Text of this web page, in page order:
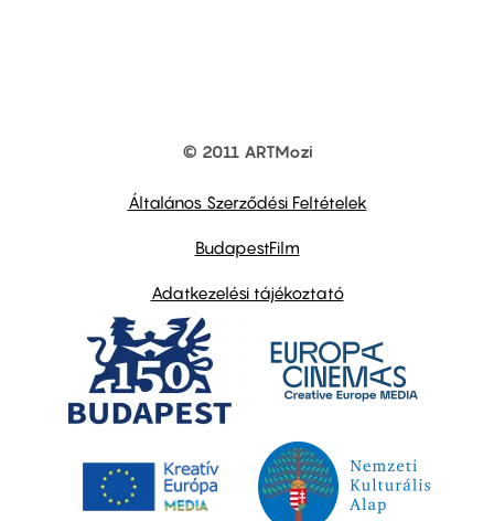
© 2011 ARTMozi
Általános Szerződési Feltételek
BudapestFilm
Adatkezelési tájékoztató